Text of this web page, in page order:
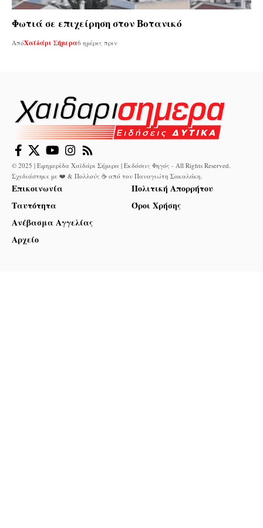
Φωτιά σε επιχείρηση στον Βοτανικό
ΑπόΧαϊδάρι Σήμερα6 ημέρες πριν
© 2025 | Εφημερίδα Χαϊδάρι Σήμερα | Εκδόσεις Φηγός - All Rights Reserved.
Σχεδιάστηκε με ❤️ & Πολλούς ☕ από τον Παναγιώτη Σακαλάκη
Επικοινωνία
Ταυτότητα
Ανέβασμα Αγγελίας
Αρχείο
Πολιτική Απορρήτου
Όροι Χρήσης